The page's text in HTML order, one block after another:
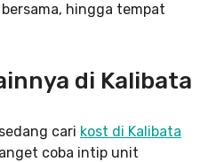
hingga tempat
di Kalibata
cari kost di Kalibata
coba intip unit